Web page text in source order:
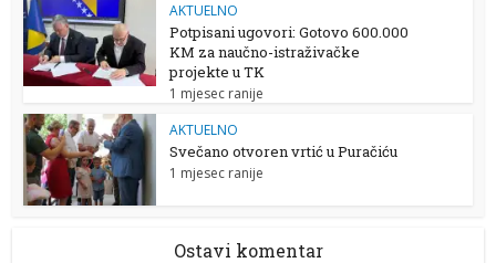
AKTUELNO
Potpisani ugovori: Gotovo 600.000
KM za naučno-istraživačke
projekte u TK
1 mjesec ranije
AKTUELNO
Svečano otvoren vrtić u Puračiću
1 mjesec ranije
Ostavi komentar